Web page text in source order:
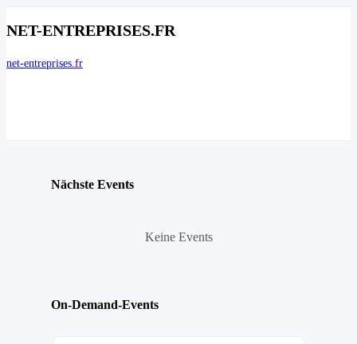
NET-ENTREPRISES.FR
net-entreprises.fr
Nächste Events
Keine Events
On-Demand-Events